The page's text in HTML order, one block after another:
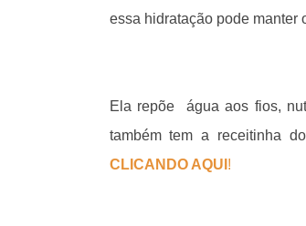
essa hidratação pode manter
Ela repõeágua aos fios,
também tem a receitinha do
CLICANDO AQUI !